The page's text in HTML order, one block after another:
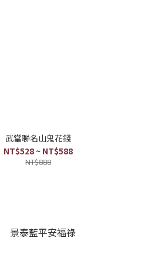
武當聯名山鬼花錢
NT$528 ~ NT$588
NT$888